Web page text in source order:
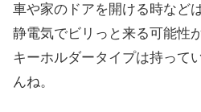
車や家のドアを開ける時など
静電気でビリっと来る可能性
キーホルダータイプは持って
んね。